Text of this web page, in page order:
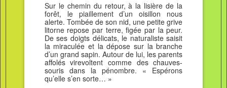
Sur le chemin du retour, à la lisière de la
forêt, le piaillement d’un oisillon nous
alerte. Tombée de son nid, une petite grive
litorne repose par terre, figée par la peur.
De ses doigts délicats, le naturaliste saisit
la miraculée et la dépose sur la branche
d’un grand sapin. Autour de lui, les parents
affolés virevoltent comme des chauves-
souris dans la pénombre. « Espérons
qu’elle s’en sorte… »